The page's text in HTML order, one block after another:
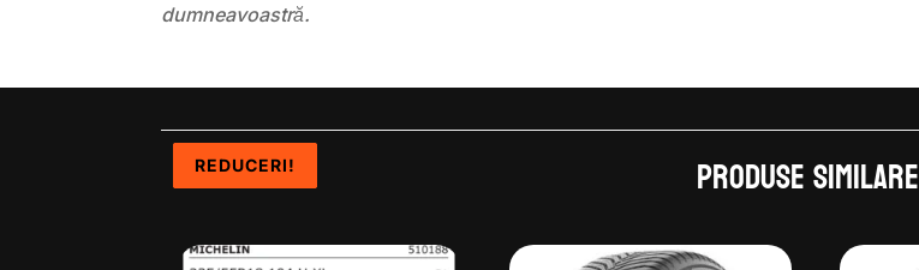
dumneavoastră.
Produse similare
REDUCERI!
REDUCERI!
REDUCERI!
REDUCERI!